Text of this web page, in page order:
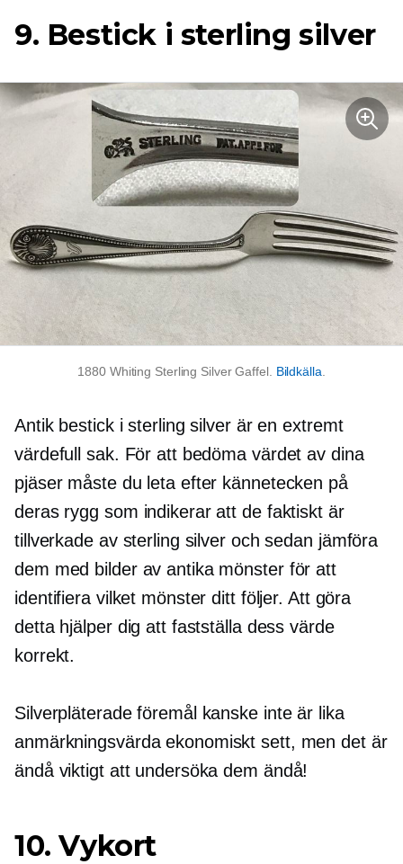
9. Bestick i sterling silver
1880 Whiting Sterling Silver Gaffel. Bildkälla
Antik bestick i sterling silver är en extremt
värdefull sak. För att bedöma värdet av dina
pjäser måste du leta efter kännetecken på
deras rygg som indikerar att de faktiskt är
tillverkade av sterling silver och sedan jämföra
dem med bilder av antika mönster för att
identifiera vilket mönster ditt följer. Att göra
detta hjälper dig att fastställa dess värde
korrekt.
Silverpläterade föremål kanske inte är lika
anmärkningsvärda ekonomiskt sett, men det är
ändå viktigt att undersöka dem ändå!
10. Vykort